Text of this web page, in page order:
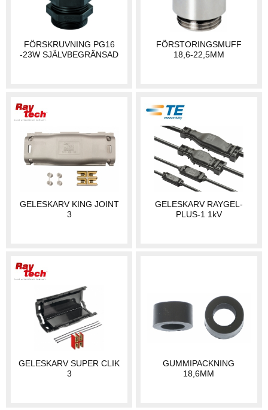
FÖRSKRUVNING PG16
-23W SJÄLVBEGRÄNSAD
FÖRSTORINGSMUFF
18,6-22,5MM
GELESKARV KING JOINT
3
GELESKARV RAYGEL-
PLUS-1 1kV
GELESKARV SUPER CLIK
3
GUMMIPACKNING
18,6MM